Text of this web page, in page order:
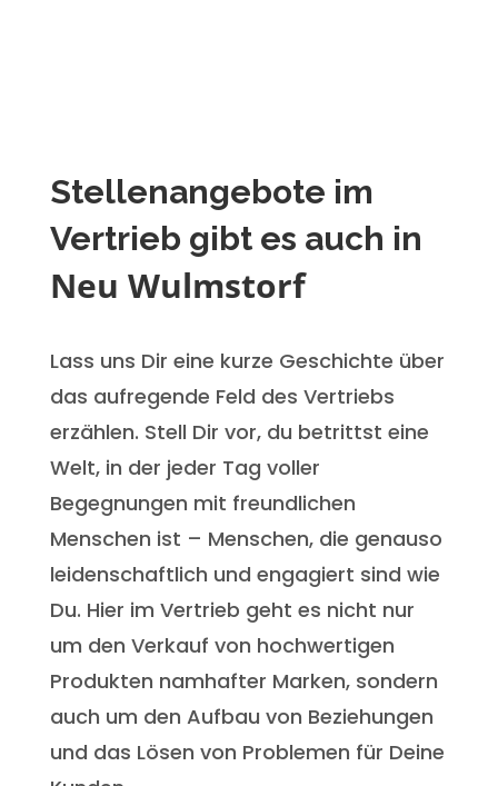
Stellenangebote im
Vertrieb gibt es auch in
Neu Wulmstorf
Lass uns Dir eine kurze Geschichte über
das aufregende Feld des Vertriebs
erzählen. Stell Dir vor, du betrittst eine
Welt, in der jeder Tag voller
Begegnungen mit freundlichen
Menschen ist – Menschen, die genauso
leidenschaftlich und engagiert sind wie
Du. Hier im Vertrieb geht es nicht nur
um den Verkauf von hochwertigen
Produkten namhafter Marken, sondern
auch um den Aufbau von Beziehungen
und das Lösen von Problemen für Deine